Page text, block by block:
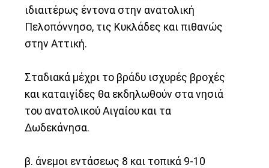
ιδιαιτέρως έντονα στην ανατολική
Πελοπόννησο, τις Κυκλάδες και πιθανώς
στην Αττική.
Σταδιακά μέχρι το βράδυ ισχυρές βροχές
και καταιγίδες θα εκδηλωθούν στα νησιά
του ανατολικού Αιγαίου και τα
Δωδεκάνησα.
β. άνεμοι εντάσεως 8 και τοπικά 9-10